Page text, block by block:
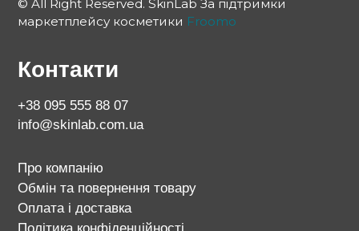
© All Right Reserved. SkinLab За підтримки
маркетплейсу косметики Froomo
Контакти
+38 095 555 88 07
info@skinlab.com.ua
Про компанію
Обмін та повернення товару
Оплата і доставка